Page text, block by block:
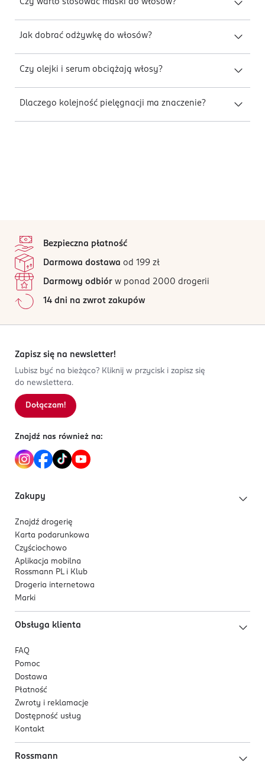
Czy warto stosować maski do włosów?
Jak dobrać odżywkę do włosów?
Czy olejki i serum obciążają włosy?
Dlaczego kolejność pielęgnacji ma znaczenie?
Bezpieczna płatność
Darmowa dostawa od 199 zł
Darmowy odbiór w ponad 2000 drogerii
14 dni na zwrot zakupów
Zapisz się na newsletter!
Lubisz być na bieżąco? Kliknij w przycisk i zapisz się
do newslettera.
Dołączam!
Znajdź nas również na:
Zakupy
Znajdź drogerię
Karta podarunkowa
Czyściochowo
Aplikacja mobilna
Rossmann PL i Klub
Drogeria internetowa
Marki
Obsługa klienta
FAQ
Pomoc
Dostawa
Płatność
Zwroty i reklamacje
Dostępność usług
Kontakt
Rossmann